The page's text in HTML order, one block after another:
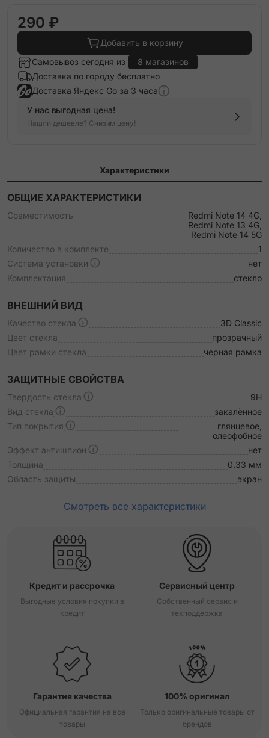
290 ₽
Добавить в корзину
Самовывоз сегодня из
8 магазинов
Доставка по городу бесплатно
Доставка Яндекс Go за 3 часа
У нас выгодная цена!
Нашли дешевле? Снизим цену!
Характеристики
ОБЩИЕ ХАРАКТЕРИСТИКИ
Совместимость
Redmi Note 14 4G,
Redmi Note 13 4G,
Redmi Note 14 5G
Количество в комплекте
1
Система установки
нет
Комплектация
стекло
ВНЕШНИЙ ВИД
Качество стекла
3D Classic
Цвет стекла
прозрачный
Цвет рамки стекла
черная рамка
ЗАЩИТНЫЕ СВОЙСТВА
Твердость стекла
9H
Вид стекла
закалённое
Тип покрытия
глянцевое,
олеофобное
Эффект антишпион
нет
Толщина
0.33 мм
Область защиты
экран
Смотреть все характеристики
Кредит и рассрочка
Выгодные условия покупки в
кредит
Сервисный центр
Собственный сервис и
техподдержка
Гарантия качества
Официальная гарантия на все
товары
100% оригинал
Только оригинальные товары от
брендов